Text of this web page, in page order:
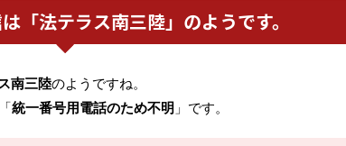
「法テラス南三陸」のようです。
南三陸のようですね。
統一番号用電話のため不明 」です。